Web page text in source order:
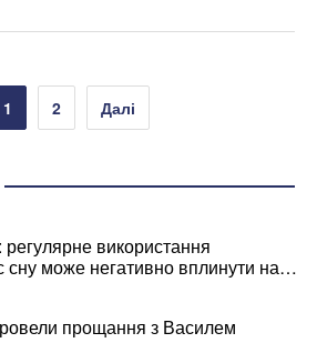
1 2 Далі
регулярне використання
сну може негативно вплинути на
прощання з Василем